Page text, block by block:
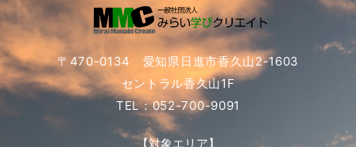
〒470-0134 愛知県日進市香久山2-1603
セントラル香久山1F
TEL：052-700-9091
【対象エリア】